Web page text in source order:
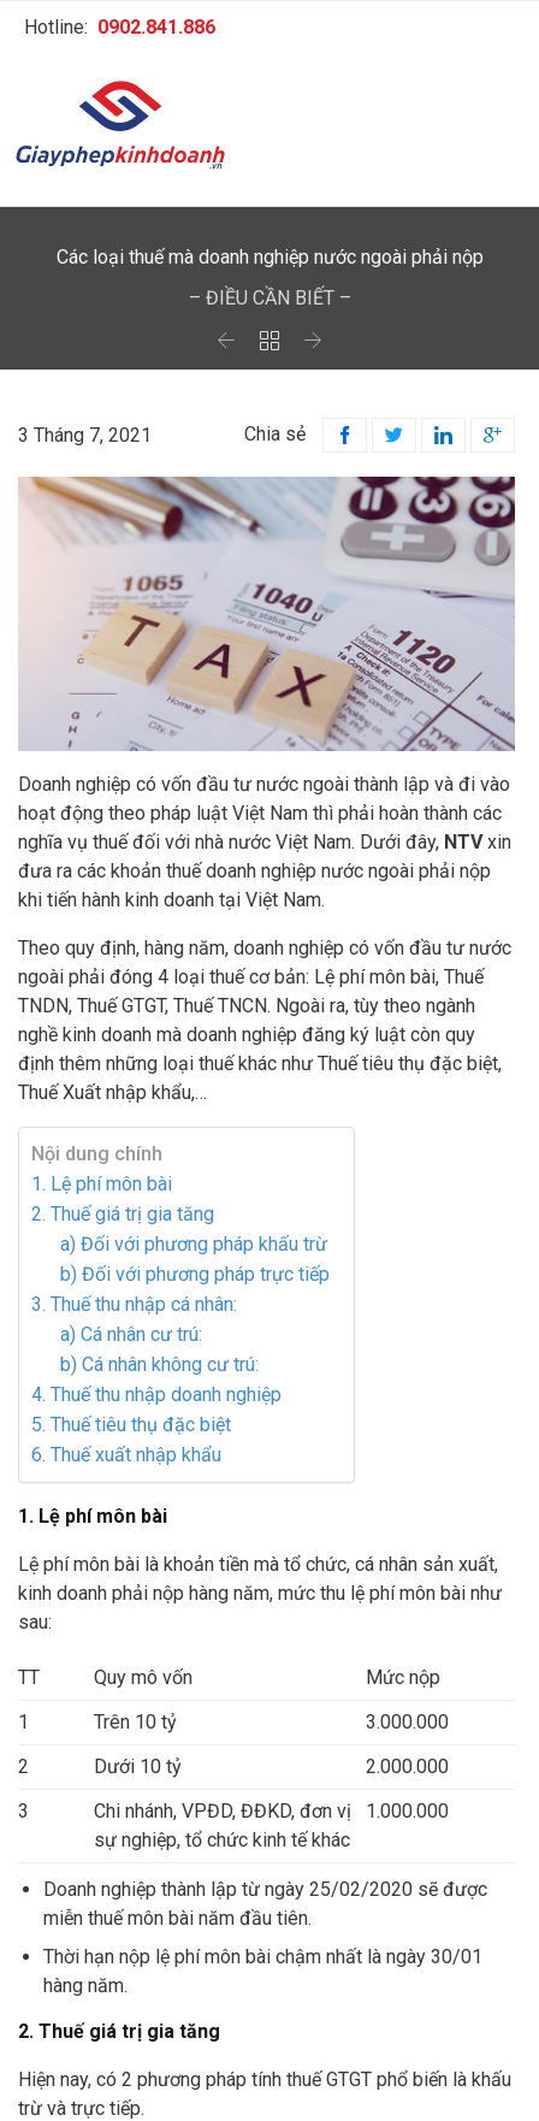
Hotline: 0902.841.886
Các loại thuế mà doanh nghiệp nước ngoài phải nộp
– ĐIỀU CẦN BIẾT –
  
3 Tháng 7, 2021 Chia sẻ    
Doanh nghiệp có vốn đầu tư nước ngoài thành lập và đi vào
hoạt động theo pháp luật Việt Nam thì phải hoàn thành các
nghĩa vụ thuế đối với nhà nước Việt Nam. Dưới đây, NTVxin
đưa ra các khoản thuế doanh nghiệp nước ngoài phải nộp
khi tiến hành kinh doanh tại Việt Nam.
Theo quy định, hàng năm, doanh nghiệp có vốn đầu tư nước
ngoài phải đóng 4 loại thuế cơ bản: Lệ phí môn bài, Thuế
TNDN, Thuế GTGT, Thuế TNCN. Ngoài ra, tùy theo ngành
nghề kinh doanh mà doanh nghiệp đăng ký luật còn quy
định thêm những loại thuế khác như Thuế tiêu thụ đặc biệt,
Thuế Xuất nhập khẩu,…
Nội dung chính
1. Lệ phí môn bài
2. Thuế giá trị gia tăng
a) Đối với phương pháp khấu trừ
b) Đối với phương pháp trực tiếp
3. Thuế thu nhập cá nhân:
a) Cá nhân cư trú:
b) Cá nhân không cư trú:
4. Thuế thu nhập doanh nghiệp
5. Thuế tiêu thụ đặc biệt
6. Thuế xuất nhập khẩu
1. Lệ phí môn bài
Lệ phí môn bài là khoản tiền mà tổ chức, cá nhân sản xuất,
kinh doanh phải nộp hàng năm, mức thu lệ phí môn bài như
sau:
TT Quy mô vốn
Mức nộp
1
Trên 10 tỷ
3.000.000
2
Dưới 10 tỷ
2.000.000
3
Chi nhánh, VPĐD, ĐĐKD, đơn vị
sự nghiệp, tổ chức kinh tế khác
1.000.000
Doanh nghiệp thành lập từ ngày 25/02/2020 sẽ được
miễn thuế môn bài năm đầu tiên.
Thời hạn nộp lệ phí môn bài chậm nhất là ngày 30/01
hàng năm.
2. Thuế giá trị gia tăng
Hiện nay, có 2 phương pháp tính thuế GTGT phổ biến là khấu
trừ và trực tiếp.